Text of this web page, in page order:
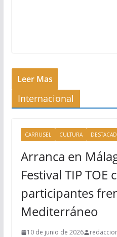
Leer Mas
Internacional
CARRUSEL CULTURA
Arranca en
Festival TIP TOE
participantes
Mediterráneo
10 de junio de 2026